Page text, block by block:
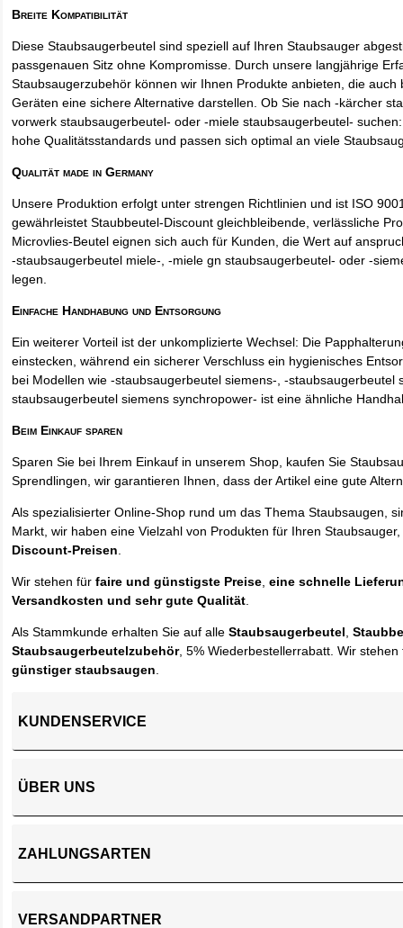
Breite Kompatibilität
Diese Staubsaugerbeutel sind speziell auf Ihren Staubsauger
passgenauen Sitz ohne Kompromisse. Durch unsere langjährige
Staubsaugerzubehör können wir Ihnen Produkte anbieten, die auch
Geräten eine sichere Alternative darstellen. Ob Sie nach -kärcher
vorwerk staubsaugerbeutel- oder -miele staubsaugerbeutel-
hohe Qualitätsstandards und passen sich optimal an viele
Qualität made in Germany
Unsere Produktion erfolgt unter strengen Richtlinien und ist ISO
gewährleistet Staubbeutel-Discount gleichbleibende, verlässliche
Microvlies-Beutel eignen sich auch für Kunden, die Wert auf
-staubsaugerbeutel miele-, -miele gn staubsaugerbeutel- oder -
legen.
Einfache Handhabung und Entsorgung
Ein weiterer Vorteil ist der unkomplizierte Wechsel: Die
einstecken, während ein sicherer Verschluss ein hygienisches
bei Modellen wie -staubsaugerbeutel siemens-, -staubsaugerbeutel
staubsaugerbeutel siemens synchropower- ist eine ähnliche
Beim Einkauf sparen
Sparen Sie bei Ihrem Einkauf in unserem Shop, kaufen Sie
Sprendlingen, wir garantieren Ihnen, dass der Artikel eine gute
Als spezialisierter Online-Shop rund um das Thema Staubsaugen,
Markt, wir haben eine Vielzahl von Produkten für Ihren
Discount-Preisen.
Wir stehen fürfaire und günstigste Preise,eine schnelle
Versandkosten und sehr gute Qualität.
Als Stammkunde erhalten Sie auf alleStaubsaugerbeutel,
Staubsaugerbeutelzubehör, 5% Wiederbestellerrabatt. Wir
günstiger staubsaugen.
KUNDENSERVICE
ÜBER UNS
ZAHLUNGSARTEN
VERSANDPARTNER